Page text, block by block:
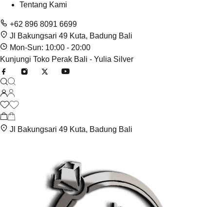
Tentang Kami
+62 896 8091 6699
Jl Bakungsari 49 Kuta, Badung Bali
Mon-Sun: 10:00 - 20:00
Kunjungi Toko Perak Bali - Yulia Silver
Jl Bakungsari 49 Kuta, Badung Bali